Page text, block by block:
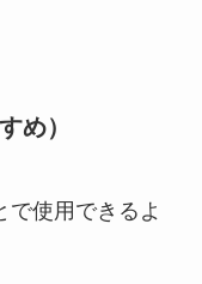
め）
で使用できるよ